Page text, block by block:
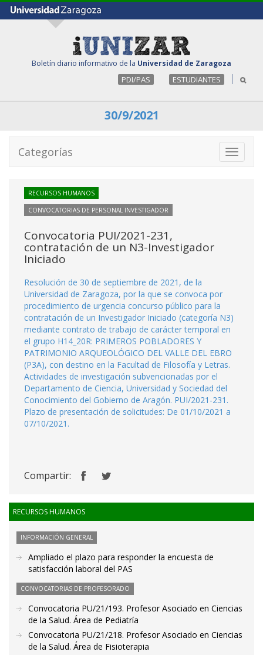
Boletín diario informativo de la Universidad de Zaragoza
PDI/PAS ESTUDIANTES
30/9/2021
Toggle
Categorías
RECURSOS HUMANOS
CONVOCATORIAS DE PERSONAL INVESTIGADOR
Convocatoria PUI/2021-231,
contratación de un N3-Investigador
Iniciado
Resolución de 30 de septiembre de 2021, de la
Universidad de Zaragoza, por la que se convoca por
procedimiento de urgencia concurso público para la
contratación de un Investigador Iniciado (categoría N3)
mediante contrato de trabajo de carácter temporal en
el grupo H14_20R: PRIMEROS POBLADORES Y
PATRIMONIO ARQUEOLÓGICO DEL VALLE DEL EBRO
(P3A), con destino en la Facultad de Filosofía y Letras.
Actividades de investigación subvencionadas por el
Departamento de Ciencia, Universidad y Sociedad del
Conocimiento del Gobierno de Aragón. PUI/2021-231.
Plazo de presentación de solicitudes: De 01/10/2021 a
07/10/2021.
Compartir:
RECURSOS HUMANOS
INFORMACIÓN GENERAL
Ampliado el plazo para responder la encuesta de
satisfacción laboral del PAS
CONVOCATORIAS DE PROFESORADO
Convocatoria PU/21/193. Profesor Asociado en Ciencias
de la Salud. Área de Pediatría
Convocatoria PU/21/218. Profesor Asociado en Ciencias
de la Salud. Área de Fisioterapia